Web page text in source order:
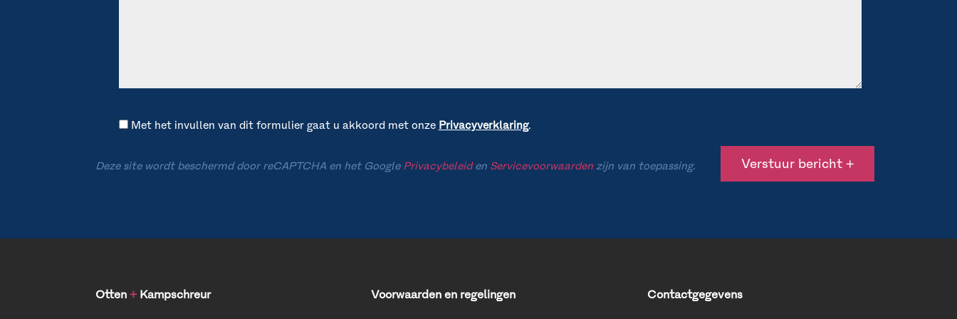
Met het invullen van dit formulier gaat u akkoord met onze Privacyverklaring.
Deze site wordt beschermd door reCAPTCHA en het Google Privacybeleiden Servicevoorwaarden zijn van toepassing.
Otten+Kampschreur Voorwaarden en regelingen Contactgegevens